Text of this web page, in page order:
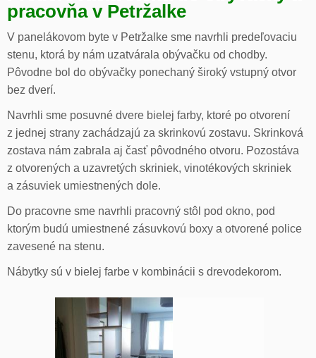
pracovňa v Petržalke
V panelákovom byte v Petržalke sme navrhli predeľovaciu
stenu, ktorá by nám uzatvárala obývačku od chodby.
Pôvodne bol do obývačky ponechaný široký vstupný otvor
bez dverí.
Navrhli sme posuvné dvere bielej farby, ktoré po otvorení
z jednej strany zachádzajú za skrinkovú zostavu. Skrinková
zostava nám zabrala aj časť pôvodného otvoru. Pozostáva
z otvorených a uzavretých skriniek, vinotékových skriniek
a zásuviek umiestnených dole.
Do pracovne sme navrhli pracovný stôl pod okno, pod
ktorým budú umiestnené zásuvkovú boxy a otvorené police
zavesené na stenu.
Nábytky sú v bielej farbe v kombinácii s drevodekorom.